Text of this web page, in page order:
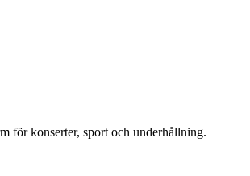
för konserter, sport och underhållning.